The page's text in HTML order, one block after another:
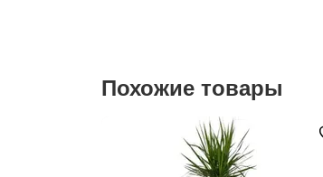
Похожие товары